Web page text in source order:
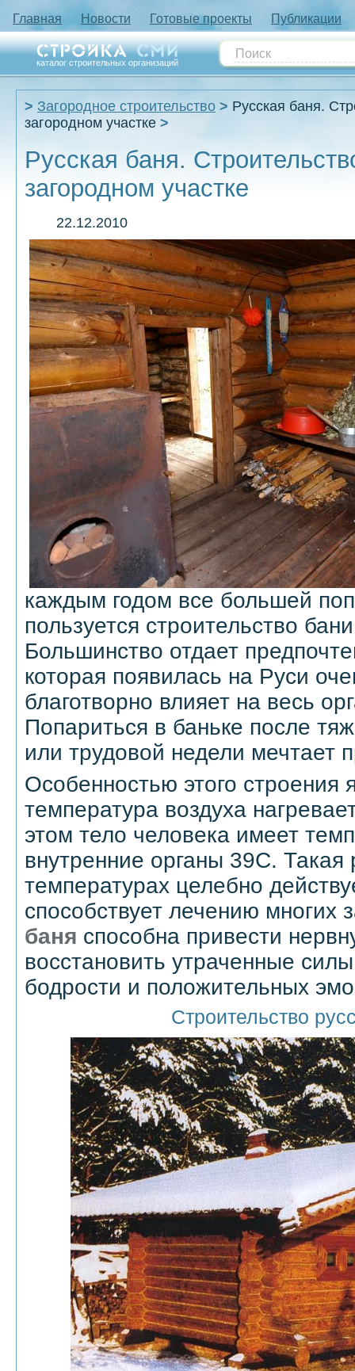
Главная Новости Готовые проекты Публикации
каталог строительных организаций
Загородное строительство
Русская баня.
загородном участке
Русская баня.
загородном участке
22.12.2010
каждым годом все большей
пользуется строительство
Большинство отдает
которая появилась на Руси
благотворно влияет на весь
Попариться в баньке после
или трудовой недели мечтает
Особенностью этого строения
температура воздуха
этом тело человека имеет
внутренние органы 39С. Такая
температурах целебно
способствует лечению многих
баня способна привести
восстановить утраченные
бодрости и положительных
Строительство